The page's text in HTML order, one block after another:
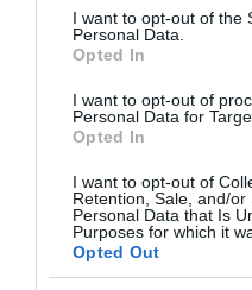
consent section.
I want to opt-out of the
Personal Data.
Opted In
I want to opt-out of
Personal Data for
Opted In
I want to opt-out of
Retention, Sale, and/or
Personal Data that Is
Purposes for which it
Opted Out
τουλάχιστον, θα
χώρο. Το δικό μας
φόρους, δεν θα έχει
τάξης».